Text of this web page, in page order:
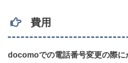
費用
docomoでの電話番号変更の際に